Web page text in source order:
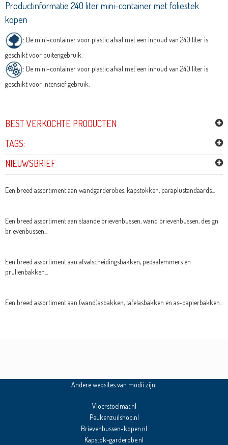
Productinformatie 240 liter mini-container met foliestek
kopen
: De mini-container voor plastic afval met een inhoud van 240 liter is
geschikt voor buitengebruik.
: De mini-container voor plastic afval met een inhoud van 240 liter is
geschikt voor intensief gebruik.
BEST VERKOCHTE PRODUCTEN
TAGS:
NIEUWSBRIEF
Een breed assortiment aan wandgarderobes, kapstokken, paraplustandaards...
Een breed assortiment aan staande brievenbussen, wand brievenbussen, design
brievenbussen...
Een breed assortiment aan afvalscheidingsbakken, pedaalemmers en
prullenbakken...
Een breed assortiment aan (wand)asbakken, tafelasbakken en as-papierbakken...
Andere websites van modii zijn:
Vloerstoelmat.nl
Peukenzuilshop.nl
Brievenbussen-kopen.nl
Kapstok-garderobe.nl